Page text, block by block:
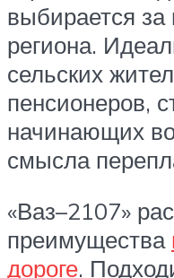
выбирается за
региона.
сельских
пенсионеров,
начинающих
смысла
«Ваз–2107»
преимущества
дороге.